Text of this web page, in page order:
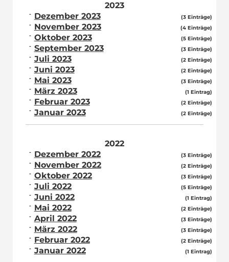
2023
Dezember 2023
(3 Einträge)
November 2023 (4 Einträge)
Oktober 2023 (5 Einträge)
September 2023 (3 Einträge)
Juli 2023 (2 Einträge)
Juni 2023 (2 Einträge)
Mai 2023 (3 Einträge)
März 2023 (1 Eintrag)
Februar 2023 (2 Einträge)
Januar 2023 (2 Einträge)
2022
Dezember 2022
(3 Einträge)
November 2022 (2 Einträge)
Oktober 2022 (3 Einträge)
Juli 2022 (5 Einträge)
Juni 2022 (1 Eintrag)
Mai 2022 (2 Einträge)
April 2022 (3 Einträge)
März 2022 (3 Einträge)
Februar 2022 (2 Einträge)
Januar 2022 (1 Eintrag)